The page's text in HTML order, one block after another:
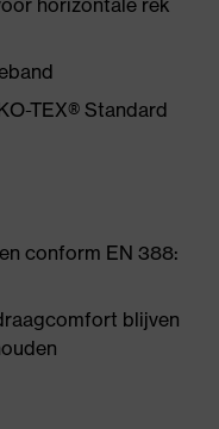
horizontale rek
TEX® Standard
conform EN 388:
blijven